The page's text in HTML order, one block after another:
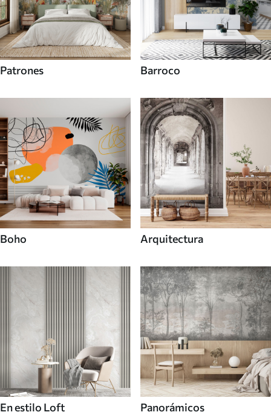
Patrones Barroco
Boho Arquitectura
En estilo Loft Panorámicos